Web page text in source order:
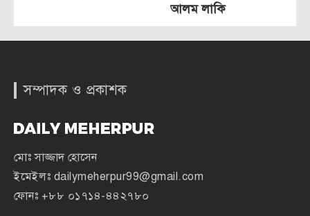
আলম লাকি
সম্পাদক ও প্রকাশক
মোঃ সাজ্জাদ হোসেন
ইমেইলঃ dailymeherpur99@gmail.com
ফোনঃ +৮৮ ০১৭১৪-৪৪২৭৮০